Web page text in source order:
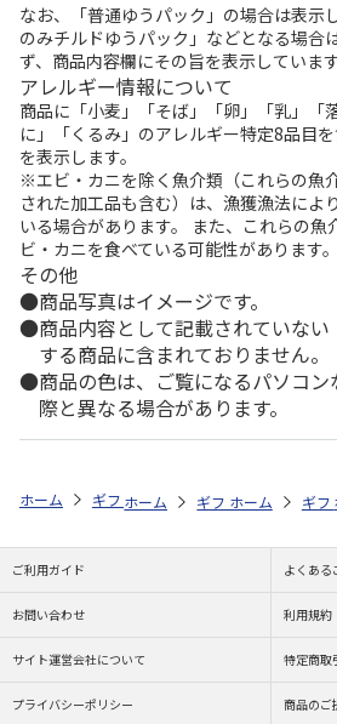
なお、「普通ゆうパック」の場合は表示
のみチルドゆうパック」などとなる場合
ず、商品内容欄にその旨を表示しています
アレルギー情報について
商品に「小麦」「そば」「卵」「乳」「
に」「くるみ」のアレルギー特定8品目
を表示します。
※エビ・カニを除く魚介類（これらの魚
された加工品も含む）は、漁獲漁法によ
いる場合があります。 また、これらの魚
ビ・カニを食べている可能性があります。
その他
商品写真はイメージです。
商品内容として記載されていな
する商品に含まれておりません。
商品の色は、ご覧になるパソコ
際と異なる場合があります。
ホーム ギフトストア お中元・夏ギフト
ホーム ギフトストア お
ホーム ギフ
ご利用ガイド よくある
お問い合わせ 利用規約
サイト運営会社について 特定商取
プライバシーポリシー 商品のご